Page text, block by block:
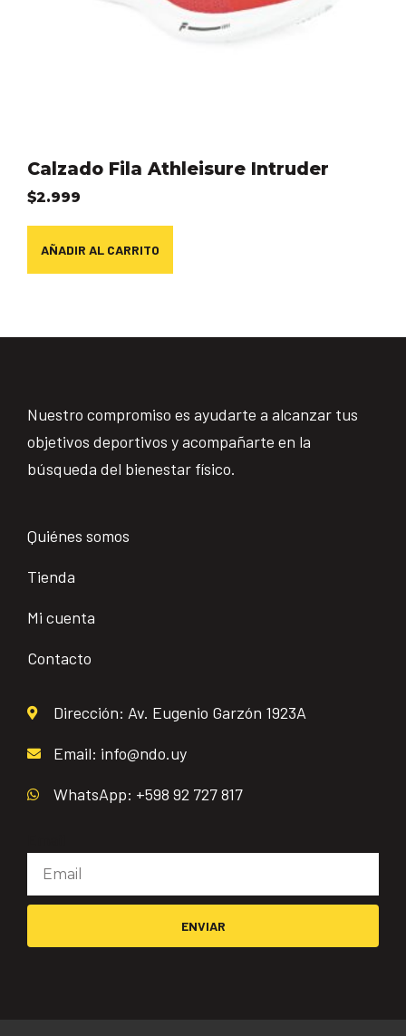
Calzado Fila Athleisure Intruder
$2.999
AÑADIR AL CARRITO
Nuestro compromiso es ayudarte a alcanzar tus
objetivos deportivos y acompañarte en la
búsqueda del bienestar físico.
Quiénes somos
Tienda
Mi cuenta
Contacto
Dirección: Av. Eugenio Garzón 1923A
Email: info@ndo.uy
WhatsApp: +598 92 727 817
ENVIAR